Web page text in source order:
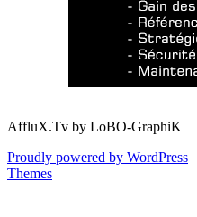
AffluX.Tv by LoBO-GraphiK
Proudly powered by WordPress |
Themes